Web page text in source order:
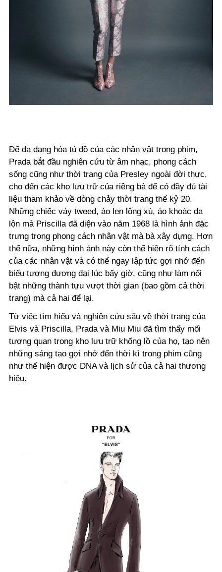
Để đa dạng hóa tủ đồ của các nhân vật trong phim,
Prada bắt đầu nghiên cứu từ âm nhạc, phong cách
sống cũng như thời trang của Presley ngoài đời thực,
cho đến các kho lưu trữ của riêng bà để có đầy đủ tài
liệu tham khảo về dòng chảy thời trang thế kỷ 20.
Những chiếc váy tweed, áo len lông xù, áo khoác da
lộn mà Priscilla đã diện vào năm 1968 là hình ảnh đặc
trưng trong phong cách nhân vật mà bà xây dựng. Hơn
thế nữa, những hình ảnh này còn thể hiện rõ tính cách
của các nhân vật và có thể ngay lập tức gợi nhớ đến
biểu tượng đương đại lúc bấy giờ, cũng như làm nổi
bật những thành tựu vượt thời gian (bao gồm cả thời
trang) mà cả hai để lại.
Từ việc tìm hiểu và nghiên cứu sâu về thời trang của
Elvis và Priscilla, Prada và Miu Miu đã tìm thấy mối
tương quan trong kho lưu trữ khổng lồ của họ, tạo nên
những sáng tạo gợi nhớ đến thời kì trong phim cũng
như thể hiện được DNA và lịch sử của cả hai thương
hiệu.